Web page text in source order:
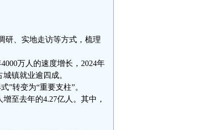
研、实地走访等方式，梳理
万人的速度增长，2024年
镇就业逾四成。
”转变为“重要支柱”。
至去年的4.27亿人。其中，